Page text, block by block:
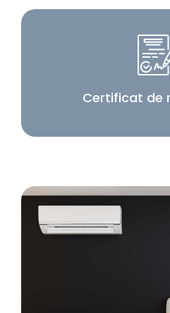
Certificat de